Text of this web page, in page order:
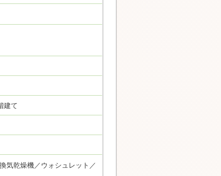
建て
気乾燥機／ウォシュレット／